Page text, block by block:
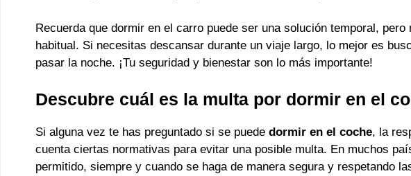
Recuerda que dormir en el carro puede ser una solución temporal,
habitual. Si necesitas descansar durante un viaje largo, lo mejor es
pasar la noche. ¡Tu seguridad y bienestar son lo más importante!
Descubre cuál es la multa por dormir en el
Si alguna vez te has preguntado si se puede dormir en el coche, la
cuenta ciertas normativas para evitar una posible multa. En muchos
permitido, siempre y cuando se haga de manera segura y respetando